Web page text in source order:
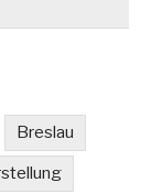
Breslau